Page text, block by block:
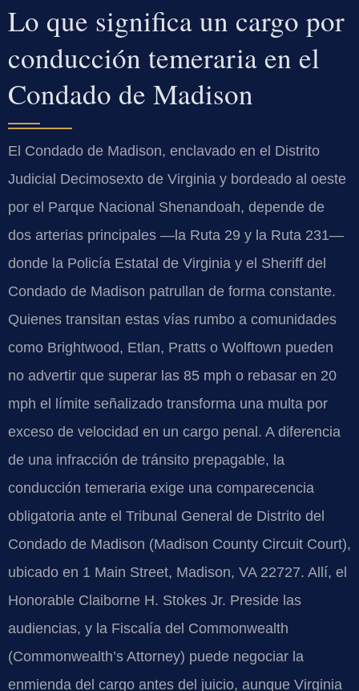
Lo que significa un cargo por
conducción temeraria en el
Condado de Madison
El Condado de Madison, enclavado en el Distrito
Judicial Decimosexto de Virginia y bordeado al oeste
por el Parque Nacional Shenandoah, depende de
dos arterias principales —la Ruta 29 y la Ruta 231—
donde la Policía Estatal de Virginia y el Sheriff del
Condado de Madison patrullan de forma constante.
Quienes transitan estas vías rumbo a comunidades
como Brightwood, Etlan, Pratts o Wolftown pueden
no advertir que superar las 85 mph o rebasar en 20
mph el límite señalizado transforma una multa por
exceso de velocidad en un cargo penal. A diferencia
de una infracción de tránsito prepagable, la
conducción temeraria exige una comparecencia
obligatoria ante el Tribunal General de Distrito del
Condado de Madison (Madison County Circuit Court),
ubicado en 1 Main Street, Madison, VA 22727. Allí, el
Honorable Claiborne H. Stokes Jr. Preside las
audiencias, y la Fiscalía del Commonwealth
(Commonwealth’s Attorney) puede negociar la
enmienda del cargo antes del juicio, aunque Virginia